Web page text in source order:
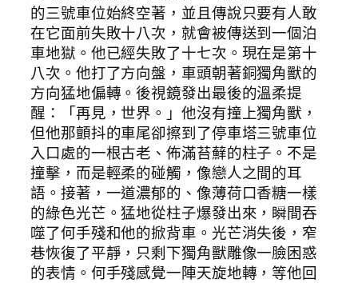
的三號車位始終空著，並且傳說只要有人敢
在它面前失敗十八次，就會被傳送到一個泊
車地獄。他已經失敗了十七次。現在是第十
八次。他打了方向盤，車頭朝著銅獨角獸的
方向猛地偏轉。後視鏡發出最後的溫柔提
醒：「再見，世界。」他沒有撞上獨角獸，
但他那顫抖的車尾卻擦到了停車塔三號車位
入口處的一根古老、佈滿苔蘚的柱子。不是
撞擊，而是輕柔的碰觸，像戀人之間的耳
語。接著，一道濃郁的、像薄荷口香糖一樣
的綠色光芒。猛地從柱子爆發出來，瞬間吞
噬了何手殘和他的掀背車。光芒消失後，窄
巷恢復了平靜，只剩下獨角獸雕像一臉困惑
的表情。何手殘感覺一陣天旋地轉，等他回